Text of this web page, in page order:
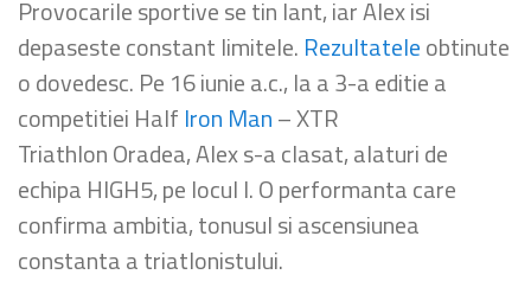
Provocarile sportive se tin lant, iar Alex isi
depaseste constant limitele. Rezultateleobtinute
o dovedesc. Pe 16 iunie a.c., la a 3-a editie a
competitiei Half Iron Man– XTR
Triathlon Oradea, Alex s-a clasat, alaturi de
echipa HIGH5, pe locul I. O performanta care
confirma ambitia, tonusul si ascensiunea
constanta a triatlonistului.